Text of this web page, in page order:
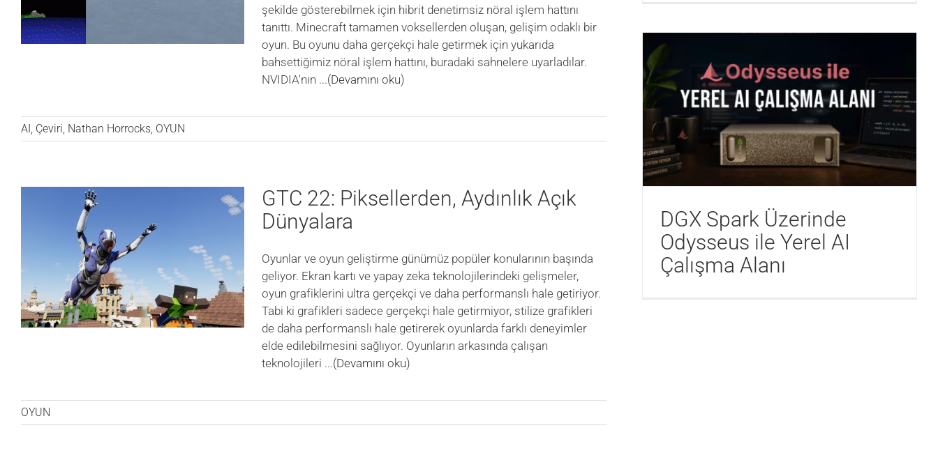
şekilde gösterebilmek için hibrit denetimsiz nöral işlem hattını
tanıttı. Minecraft tamamen voksellerden oluşan, gelişim odaklı bir
oyun. Bu oyunu daha gerçekçi hale getirmek için yukarıda
bahsettiğimiz nöral işlem hattını, buradaki sahnelere uyarladılar.
NVIDIA'nın ...(Devamını oku)
AI, Çeviri, Nathan Horrocks, OYUN
GTC 22: Piksellerden, Aydınlık Açık
Dünyalara
Oyunlar ve oyun geliştirme günümüz popüler konularının başında
geliyor. Ekran kartı ve yapay zeka teknolojilerindeki gelişmeler,
oyun grafiklerini ultra gerçekçi ve daha performanslı hale getiriyor.
Tabi ki grafikleri sadece gerçekçi hale getirmiyor, stilize grafikleri
de daha performanslı hale getirerek oyunlarda farklı deneyimler
elde edilebilmesini sağlıyor. Oyunların arkasında çalışan
teknolojileri ...(Devamını oku)
OYUN
DGX Spark Üzerinde
Odysseus ile Yerel AI
Çalışma Alanı